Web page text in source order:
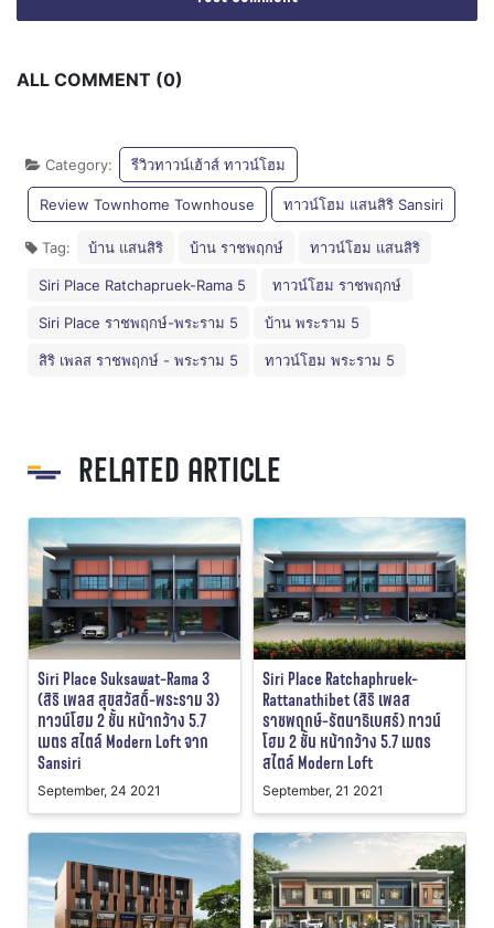
ALL COMMENT (0)
Category: รีวิวทาวน์เฮ้าส์ ทาวน์โฮม
Review Townhome Townhouse ทาวน์โฮม แสนสิริ Sansiri
Tag: บ้าน แสนสิริ บ้าน ราชพฤกษ์ ทาวน์โฮม แสนสิริ
Siri Place Ratchapruek-Rama 5 ทาวน์โฮม ราชพฤกษ์
Siri Place ราชพฤกษ์-พระราม 5 บ้าน พระราม 5
สิริ เพลส ราชพฤกษ์ - พระราม 5 ทาวน์โฮม พระราม 5
RELATED ARTICLE
Siri Place Suksawat-Rama 3
(สิริ เพลส สุขสวัสดิ์-พระราม 3)
ทาวน์โฮม 2 ชั้น หน้ากว้าง 5.7
เมตร สไตล์ Modern Loft จาก
Sansiri
September, 24 2021
Siri Place Ratchaphruek-
Rattanathibet (สิริ เพลส
ราชพฤกษ์-รัตนาธิเบศร์) ทาวน์
โฮม 2 ชั้น หน้ากว้าง 5.7 เมตร
สไตล์ Modern Loft
September, 21 2021